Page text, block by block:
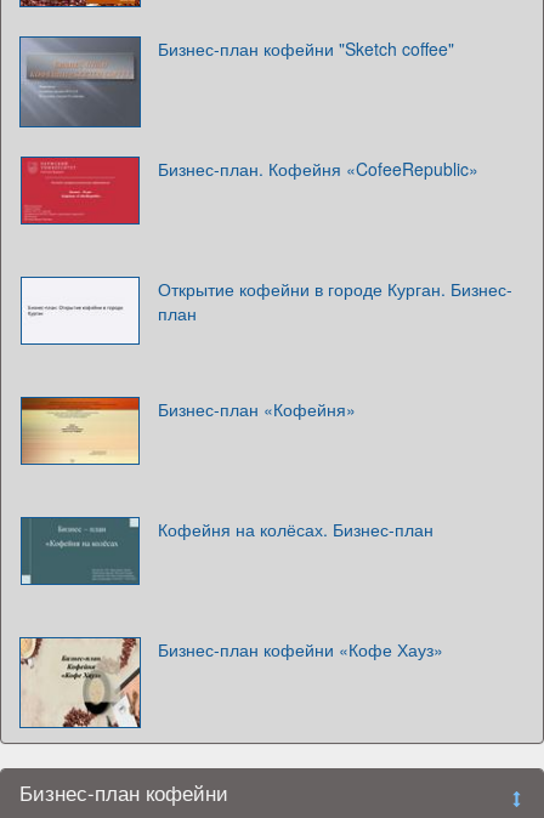
Бизнес-план кофейни "Sketch coffee"
Бизнес-план. Кофейня «CofeeRepublic»
Открытие кофейни в городе Курган. Бизнес-
план
Бизнес-план «Кофейня»
Кофейня на колёсах. Бизнес-план
Бизнес-план кофейни «Кофе Хауз»
Бизнес-план кофейни